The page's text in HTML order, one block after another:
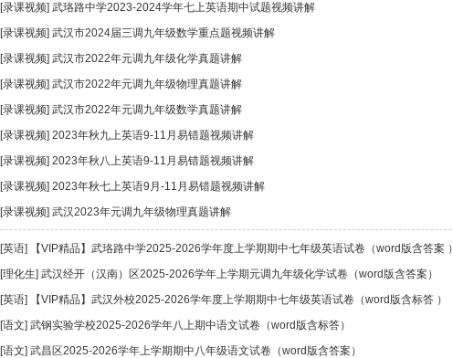
力MP3合集
发布
[录课视频] 武珞路中学2023-2024学年七上英语期中试题视频讲解
[录课视频] 武汉市2024届三调九年级数学重点题视频讲解
[录课视频] 武汉市2022年元调九年级化学真题讲解
[录课视频] 武汉市2022年元调九年级物理真题讲解
[录课视频] 武汉市2022年元调九年级数学真题讲解
[录课视频] 2023年秋九上英语9-11月易错题视频讲解
[录课视频] 2023年秋八上英语9-11月易错题视频讲解
[录课视频] 2023年秋七上英语9月-11月易错题视频讲解
[录课视频] 武汉2023年元调九年级物理真题讲解
[英语]
【VIP精品】武珞路中学2025-2026学年度上学期期中七年级英语试卷（word版含答案 ）
[理化生] 武汉经开（汉南）区2025-2026学年上学期元调九年级化学试卷（word版含答案）
[英语]
【VIP精品】武汉外校2025-2026学年度上学期期中七年级英语试卷（word版含标答 ）
[语文] 武钢实验学校2025-2026学年八上期中语文试卷（word版含标答）
[语文] 武昌区2025-2026学年上学期期中八年级语文试卷（word版含答案）